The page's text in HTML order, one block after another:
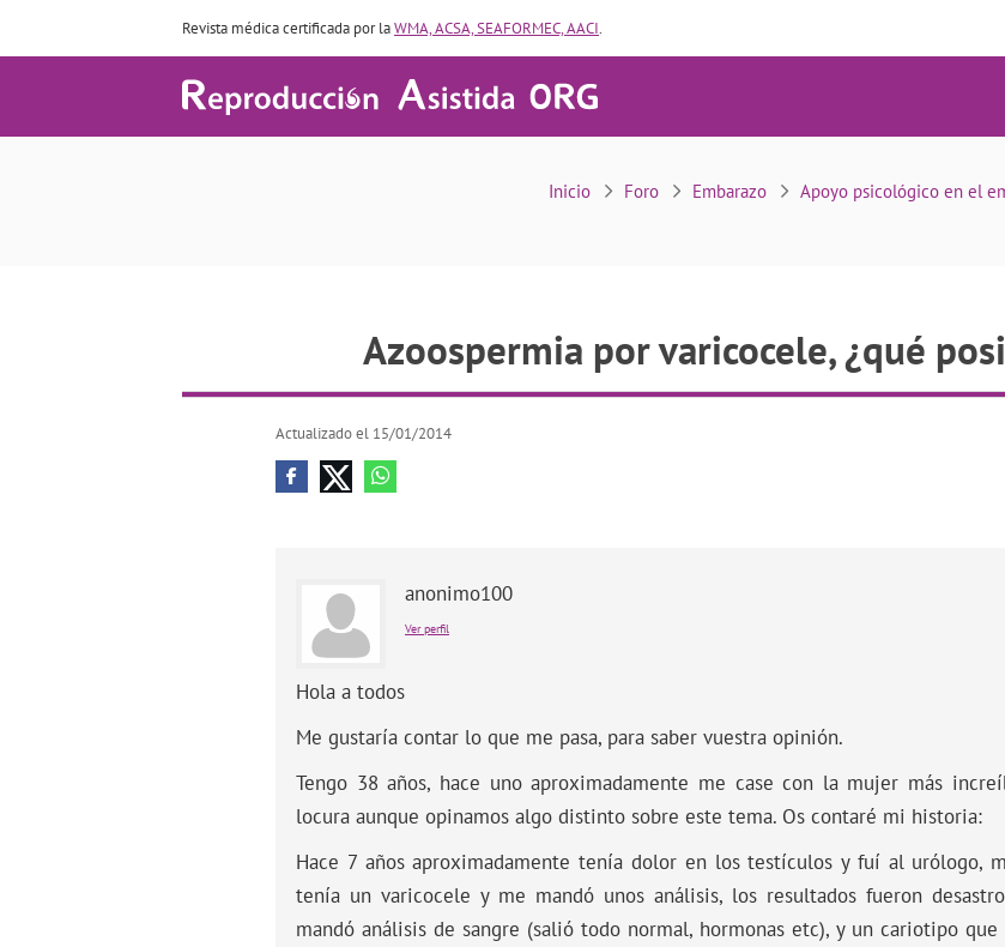
Revista médica certificada por laWMA, ACSA, SEAFORMEC, AACI.
Azoospermia por varicocele, ¿qué posibilidades hay?
26
Inicio Foro Embarazo Apoyo psicológico en el
Azoospermia por varicocele, ¿qué
Actualizado el 15/01/2014
anonimo100
Ver perfil
Hola a todos
Me gustaría contar lo que me pasa, para saber vuestra opinión.
Tengo 38 años, hace uno aproximadamente me case con la mujer más
locura aunque opinamos algo distinto sobre este tema. Os contaré mi historia:
Hace 7 años aproximadamente tenía dolor en los testículos y fuí al urólogo,
tenía un varicocele y me mandó unos análisis, los resultados fueron
mandó análisis de sangre (salió todo normal, hormonas etc), y un cariotipo